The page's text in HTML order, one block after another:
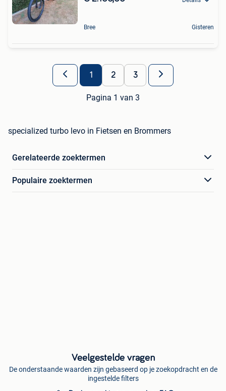
Bree Gisteren
1 2 3
Pagina 1 van 3
specialized turbo levo in Fietsen en Brommers
Gerelateerde zoektermen
Populaire zoektermen
Veelgestelde vragen
De onderstaande waarden zijn gebaseerd op je zoekopdracht en de
ingestelde filters